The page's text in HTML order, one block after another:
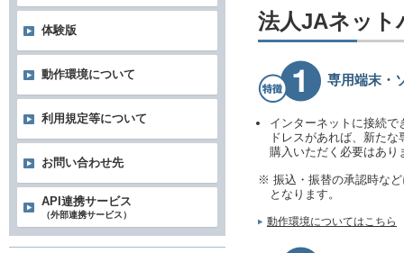
法人JAネット
専用端末・
インターネットに接続
ドレスがあれば、新た
購入いただく必要はあり
※ 振込・振替の承認時な
となります。
動作環境についてはこちら
体験版
動作環境について
利用規定等について
お問い合わせ先
API連携サービス
（外部連携サービス）